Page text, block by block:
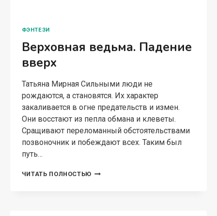
ФЭНТЕЗИ
Верховная ведьма. Падение
вверх
Татьяна Мирная Сильными люди не
рождаются, а становятся. Их характер
закаливается в огне предательств и измен.
Они восстают из пепла обмана и клеветы.
Сращивают переломанный обстоятельствами
позвоночник и побеждают всех. Таким был
путь…
ЧИТАТЬ ПОЛНОСТЬЮ ВЕРХОВНАЯ